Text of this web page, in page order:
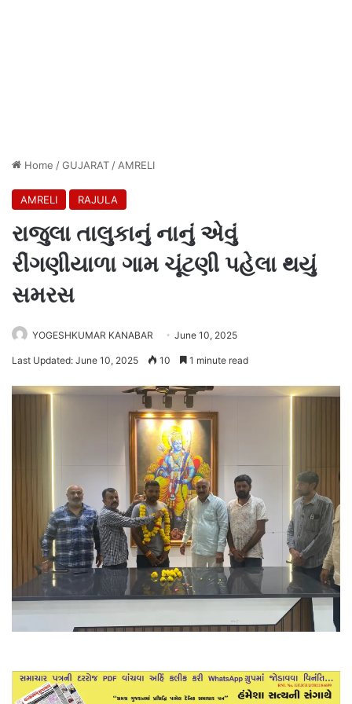
Home /GUJARAT / AMRELI
AMRELI RAJULA
રાજુલા તાલુકાનું નાનું એવું
રીંગણીયાળા ગામ ચૂંટણી પહેલા થયું
સમરસ
YOGESHKUMAR KANABAR June 10, 2025
Last Updated: June 10, 2025 10 1 minute read